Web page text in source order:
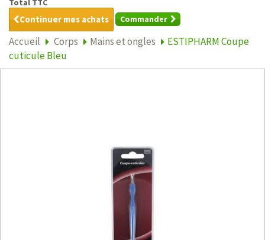
Continuer mes achats Commander
Accueil Corps Mains et ongles
ESTIPHARM Coupe
cuticule Bleu